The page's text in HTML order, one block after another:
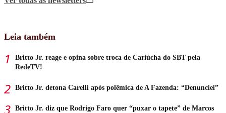
Leia também
Britto Jr. reage e opina sobre troca de Cariúcha do SBT pela
RedeTV!
Britto Jr. detona Carelli após polêmica de A Fazenda: “Denunciei”
Britto Jr. diz que Rodrigo Faro quer “puxar o tapete” de Marcos